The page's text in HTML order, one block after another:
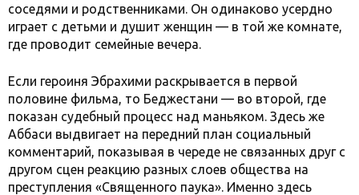
соседями и родственниками. Он одинаково усердно
играет с детьми и душит женщин — в той же комнате,
где проводит семейные вечера.
Если героиня Эбрахими раскрывается в первой
половине фильма, то Беджестани — во второй, где
показан судебный процесс над маньяком. Здесь же
Аббаси выдвигает на передний план социальный
комментарий, показывая в череде не связанных друг с
другом сцен реакцию разных слоев общества на
преступления «Священного паука». Именно здесь